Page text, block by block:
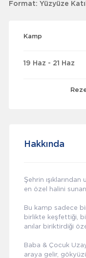
Format: Yüzyüze
Kamp
19 Haz - 21 Haz
Hakkında
Şehrin
en özel halini
Bu kamp sadece
birlikte keşfettiği,
anılar biriktirdiği
Baba & Çocuk
araya gelir,